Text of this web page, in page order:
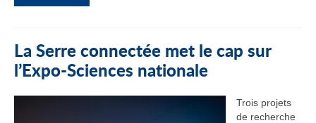
La Serre connectée met le cap sur
l’Expo-Sciences nationale
Trois projets
de recherche